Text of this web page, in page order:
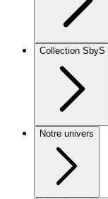
Collection SbyS
Notre univers